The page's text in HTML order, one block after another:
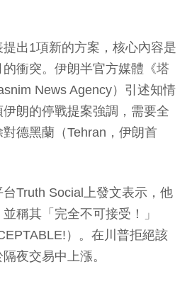
出1項新的方案，核心內容是
衝突。伊朗半官方媒體《塔
News Agency）引述知情
朗的停戰提案強調，需要全
德黑蘭（Tehran，伊朗首
Truth Social上發文表示，他
稱其「完全不可接受！」
）。在川普拒絕該
夜交易中上漲。